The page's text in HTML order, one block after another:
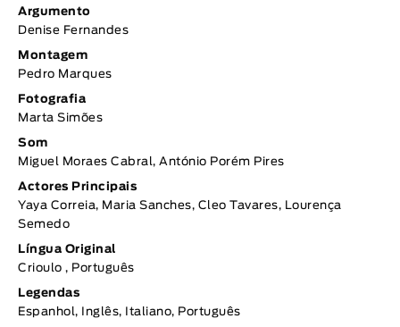
Argumento
Denise Fernandes
Montagem
Pedro Marques
Fotografia
Marta Simões
Som
Miguel Moraes Cabral, António Porém Pires
Actores Principais
Yaya Correia, Maria Sanches, Cleo Tavares, Lourença
Semedo
Língua Original
Crioulo , Português
Legendas
Espanhol, Inglês, Italiano, Português